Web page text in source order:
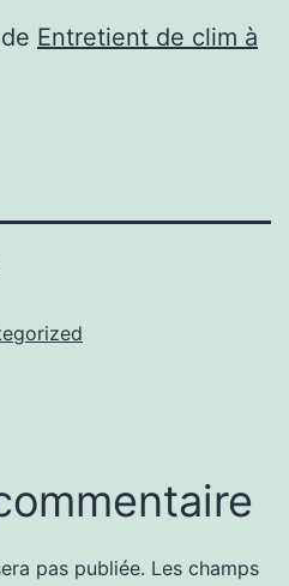
Entretient de clim à
pas publiée. Les champs